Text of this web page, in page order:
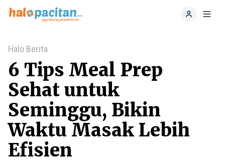
Home
Halo Berita
6 Tips Meal Prep
Sehat untuk
Seminggu, Bikin
Waktu Masak Lebih
Efisien